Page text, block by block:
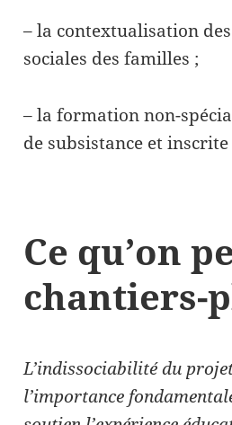
– la contextualisation
sociales des familles ;
– la formation non-
de subsistance et
Ce qu’on
chantiers-
L’indissociabilité du
l’importance